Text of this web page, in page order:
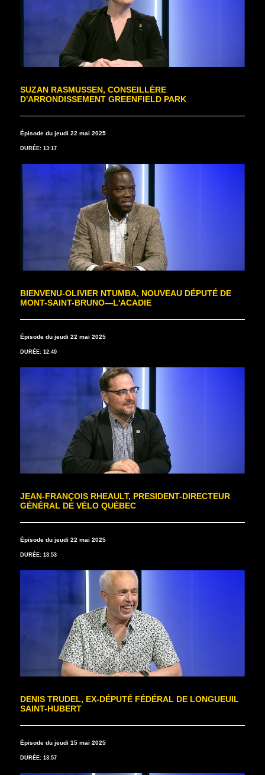
SUZAN RASMUSSEN, CONSEILLÈRE
D'ARRONDISSEMENT GREENFIELD PARK
Épisode du jeudi 22 mai 2025
DURÉE: 13:17
BIENVENU-OLIVIER NTUMBA, NOUVEAU DÉPUTÉ DE
MONT-SAINT-BRUNO—L'ACADIE
Épisode du jeudi 22 mai 2025
DURÉE: 12:40
JEAN-FRANÇOIS RHEAULT, PRESIDENT-DIRECTEUR
GÉNÉRAL DE VÉLO QUÉBEC
Épisode du jeudi 22 mai 2025
DURÉE: 13:53
DENIS TRUDEL, EX-DÉPUTÉ FÉDÉRAL DE LONGUEUIL
SAINT-HUBERT
Épisode du jeudi 15 mai 2025
DURÉE: 13:57